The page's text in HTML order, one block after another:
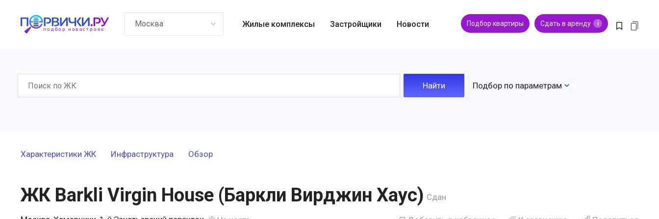
Москва Жилые комплексы Застройщики Новости Подбор квартиры Сдать в аренду i
Подбор по параметрам
Характеристики ЖК Инфраструктура Обзор
ЖК Barkli Virgin House (Баркли Вирджин Хаус) Сдан